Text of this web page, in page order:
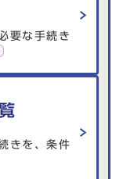
要な手続き
きを、条件